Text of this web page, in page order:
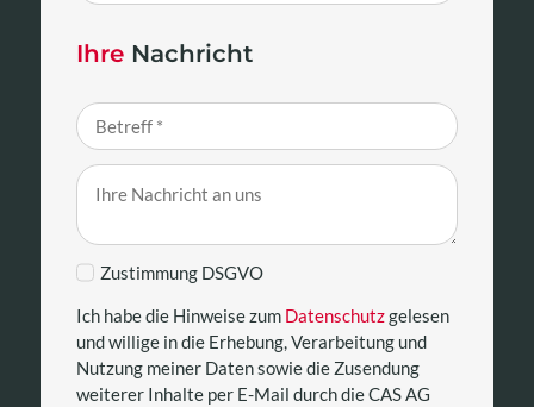
Ihre Nachricht
Zustimmung DSGVO
Ich habe die Hinweise zum Datenschutzgelesen
und willige in die Erhebung, Verarbeitung und
Nutzung meiner Daten sowie die Zusendung
weiterer Inhalte per E-Mail durch die CAS AG